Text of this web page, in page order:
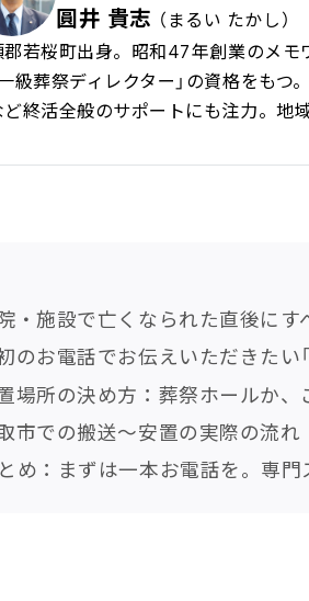
圓井 貴志 （まるい たかし）
郡若桜町出身。昭和47年創業のメモ
一級葬祭ディレクター」の資格をも
終活全般のサポートにも注力。地
・施設で亡くなられた直後にす
のお電話でお伝えいただきたい
場所の決め方：葬祭ホールか、
市での搬送〜安置の実際の流れ
め：まずは一本お電話を。専